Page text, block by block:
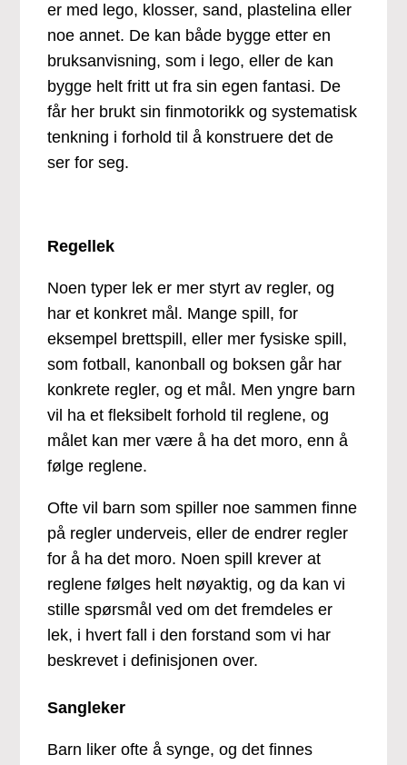
er med lego, klosser, sand, plastelina eller
noe annet. De kan både bygge etter en
bruksanvisning, som i lego, eller de kan
bygge helt fritt ut fra sin egen fantasi. De
får her brukt sin finmotorikk og systematisk
tenkning i forhold til å konstruere det de
ser for seg.
Regellek
Noen typer lek er mer styrt av regler, og
har et konkret mål. Mange spill, for
eksempel brettspill, eller mer fysiske spill,
som fotball, kanonball og boksen går har
konkrete regler, og et mål. Men yngre barn
vil ha et fleksibelt forhold til reglene, og
målet kan mer være å ha det moro, enn å
følge reglene.
Ofte vil barn som spiller noe sammen finne
på regler underveis, eller de endrer regler
for å ha det moro. Noen spill krever at
reglene følges helt nøyaktig, og da kan vi
stille spørsmål ved om det fremdeles er
lek, i hvert fall i den forstand som vi har
beskrevet i definisjonen over.
Sangleker
Barn liker ofte å synge, og det finnes